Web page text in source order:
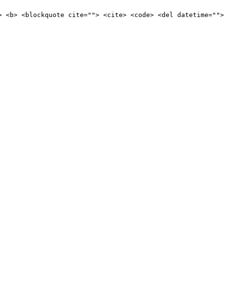
<blockquote cite=""> <cite> <code> <del datetime="">